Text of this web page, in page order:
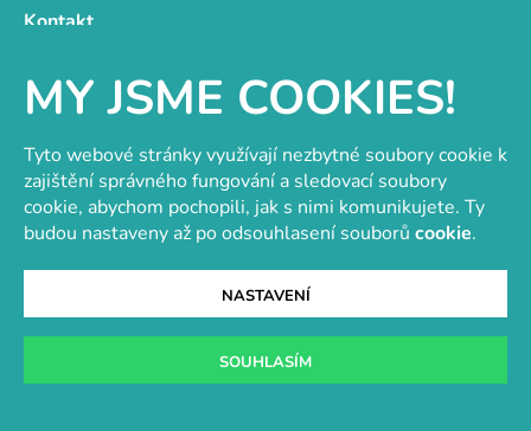
MY JSME COOKIES!
Tyto webové stránky využívají nezbytné soubory cookie k
zajištění správného fungování a sledovací soubory
cookie, abychom pochopili, jak s nimi komunikujete. Ty
budou nastaveny až po odsouhlasení souborů cookie.
NASTAVENÍ
SOUHLASÍM
Kontakt
+420 725 657 656
+420 776 848 482
Facebook
Velkoobchod s korálky a komponentyTvořit je radost